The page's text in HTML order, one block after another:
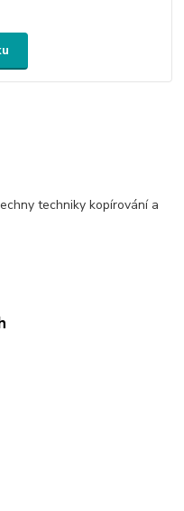
techniky kopírování a